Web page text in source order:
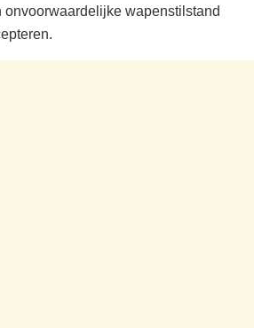
onvoorwaardelijke wapenstilstand